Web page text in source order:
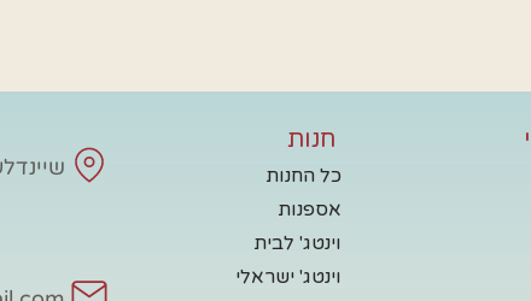
שיינדלע -
חנות
כל החנות
אספנות
וינטג' לבית
וינטג' ישראלי